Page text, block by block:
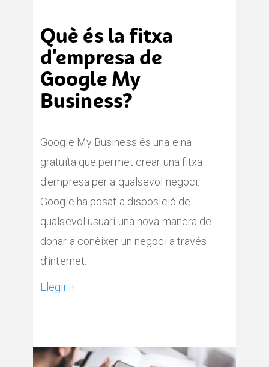
Què és la fitxa
d'empresa de
Google My
Business?
Google My Business és una eina
gratuïta que permet crear una fitxa
d'empresa per a qualsevol negoci.
Google ha posat a disposició de
qualsevol usuari una nova manera de
donar a conèixer un negoci a través
d’internet.
Llegir +